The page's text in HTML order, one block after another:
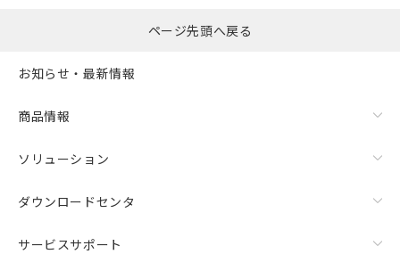
ページ先頭へ戻る
お知らせ・最新情報
商品情報
ソリューション
ダウンロードセンタ
サービスサポート